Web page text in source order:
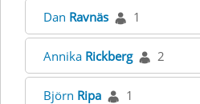
Dan Ravnäs 1
Annika Rickberg 2
Björn Ripa 1